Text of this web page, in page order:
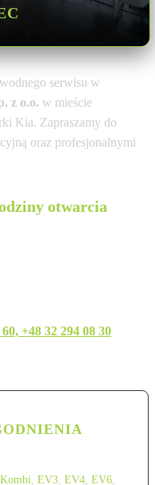
serwisu w
z o.o. w mieście
Kia. Zapraszamy do
oraz profesjonalnymi
otwarcia
+48 32 294 08 30
EV3 EV4 EV6